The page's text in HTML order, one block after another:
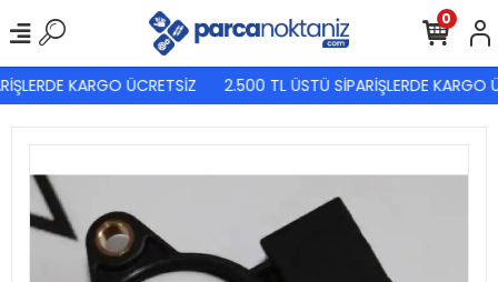
KARGO ÜCRETSİZ 2.500 TL ÜSTÜ SİPARİŞLERDE KARGO
0